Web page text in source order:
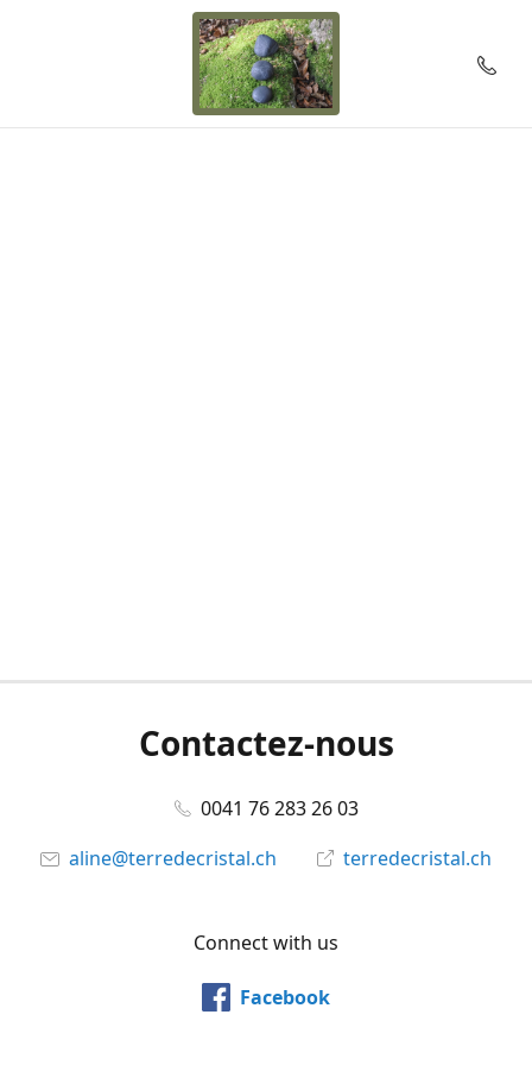
Contactez-nous
0041 76 283 26 03
aline@terredecristal.ch
terredecristal.ch
Connect with us
Facebook